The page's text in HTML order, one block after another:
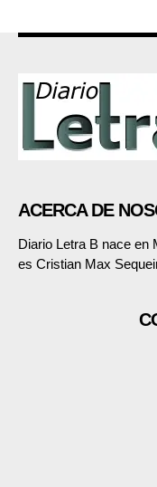
ACERCA DE
Diario Letra B nace en
es Cristian Max